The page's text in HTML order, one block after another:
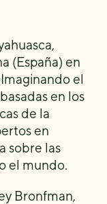
(España) en
el
en los
de la
en
sobre las
el mundo.
Bronfman,